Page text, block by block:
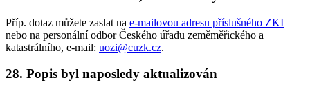
Příp. dotaz můžete zaslat na e-mailovou adresu příslušného ZKI
nebo na personální odbor Českého úřadu zeměměřického a
katastrálního, e-mail: uozi@cuzk.cz.
28. Popis byl naposledy aktualizován